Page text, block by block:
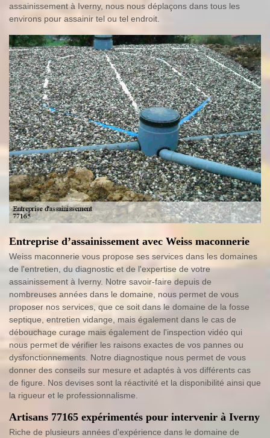
assainissement à Iverny, nous nous déplaçons dans tous les
environs pour assainir tel ou tel endroit.
Entreprise d’assainissement avec Weiss maconnerie
Weiss maconnerie vous propose ses services dans les domaines
de l'entretien, du diagnostic et de l'expertise de votre
assainissement à Iverny. Notre savoir-faire depuis de
nombreuses années dans le domaine, nous permet de vous
proposer nos services, que ce soit dans le domaine de la fosse
septique, entretien vidange, mais également dans le cas de
débouchage curage mais également de l'inspection vidéo qui
nous permet de vérifier les raisons exactes de vos pannes ou
dysfonctionnements. Notre diagnostique nous permet de vous
donner des conseils sur mesure et adaptés à vos différents cas
de figure. Nos devises sont la réactivité et la disponibilité ainsi que
la rigueur et le professionnalisme.
Artisans 77165 expérimentés pour intervenir à Iverny
Riche de plusieurs années d'expérience dans le domaine de